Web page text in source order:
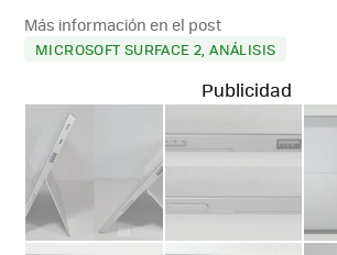
Más información en el post
MICROSOFT SURFACE 2, ANÁLISIS